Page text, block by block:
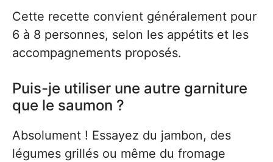
Cette recette convient généralement pour
6 à 8 personnes, selon les appétits et les
accompagnements proposés.
Puis-je utiliser une autre garniture
que le saumon ?
Absolument ! Essayez du jambon, des
légumes grillés ou même du fromage